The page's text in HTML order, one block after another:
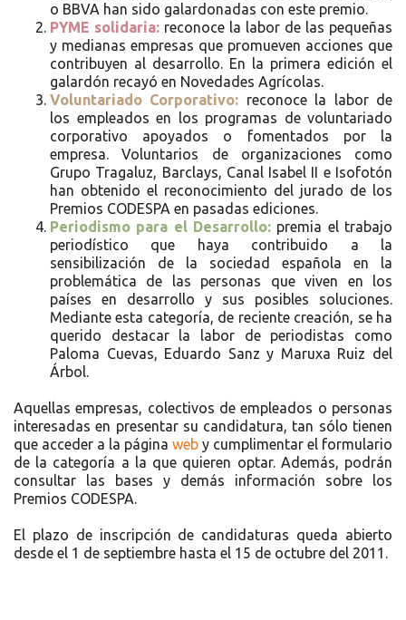
o BBVA han sido galardonadas con este premio.
PYME solidaria: reconoce la labor de las pequeñas
y medianas empresas que promueven acciones que
contribuyen al desarrollo. En la primera edición el
galardón recayó en Novedades Agrícolas.
Voluntariado Corporativo: reconoce la labor de
los empleados en los programas de voluntariado
corporativo apoyados o fomentados por la
empresa. Voluntarios de organizaciones como
Grupo Tragaluz, Barclays, Canal Isabel II e Isofotón
han obtenido el reconocimiento del jurado de los
Premios CODESPA en pasadas ediciones.
Periodismo para el Desarrollo: premia el trabajo
periodístico que haya contribuido a la
sensibilización de la sociedad española en la
problemática de las personas que viven en los
países en desarrollo y sus posibles soluciones.
Mediante esta categoría, de reciente creación, se ha
querido destacar la labor de periodistas como
Paloma Cuevas, Eduardo Sanz y Maruxa Ruiz del
Árbol.
Aquellas empresas, colectivos de empleados o personas
interesadas en presentar su candidatura, tan sólo tienen
que acceder a la página web y cumplimentar el formulario
de la categoría a la que quieren optar. Además, podrán
consultar las bases y demás información sobre los
Premios CODESPA.
El plazo de inscripción de candidaturas queda abierto
desde el 1 de septiembre hasta el 15 de octubre del 2011.